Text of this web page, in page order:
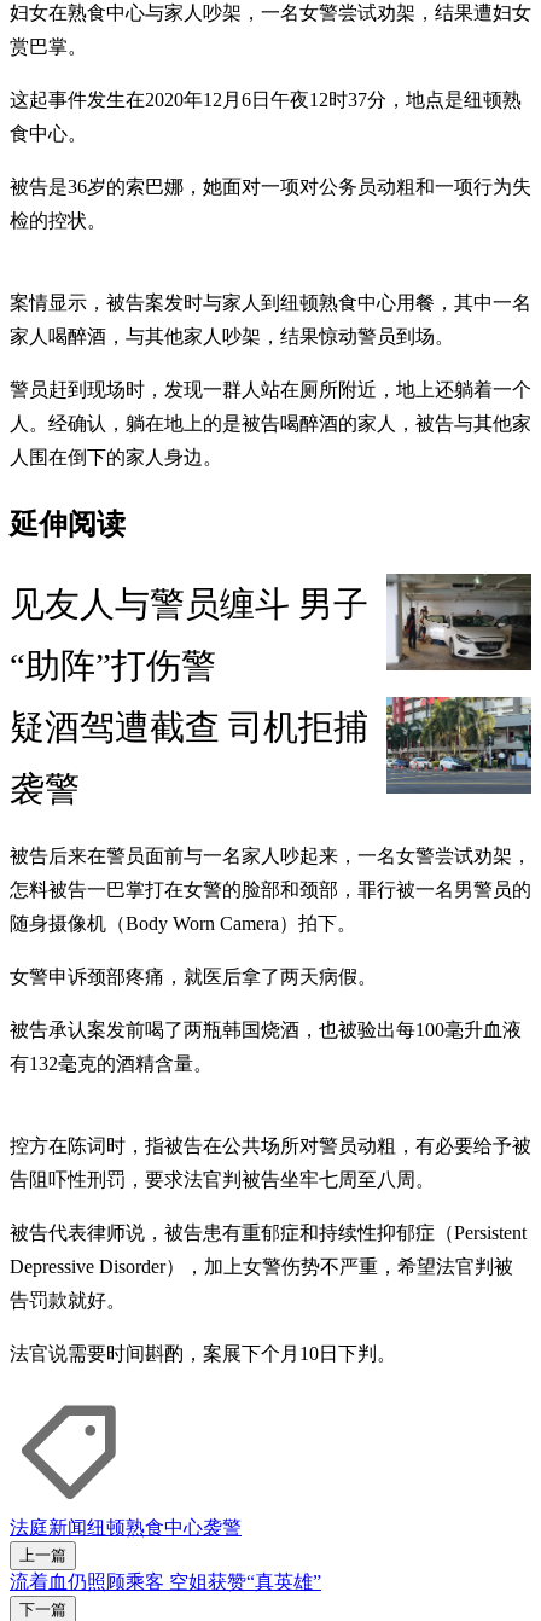
妇女在熟食中心与家人吵架，一名女警尝试劝架，结果遭妇女
赏巴掌。
这起事件发生在2020年12月6日午夜12时37分，地点是纽顿熟
食中心。
被告是36岁的索巴娜，她面对一项对公务员动粗和一项行为失
检的控状。
案情显示，被告案发时与家人到纽顿熟食中心用餐，其中一名
家人喝醉酒，与其他家人吵架，结果惊动警员到场。
警员赶到现场时，发现一群人站在厕所附近，地上还躺着一个
人。经确认，躺在地上的是被告喝醉酒的家人，被告与其他家
人围在倒下的家人身边。
延伸阅读
见友人与警员缠斗 男子
“助阵”打伤警
疑酒驾遭截查 司机拒捕
袭警
被告后来在警员面前与一名家人吵起来，一名女警尝试劝架，
怎料被告一巴掌打在女警的脸部和颈部，罪行被一名男警员的
随身摄像机（Body Worn Camera）拍下。
女警申诉颈部疼痛，就医后拿了两天病假。
被告承认案发前喝了两瓶韩国烧酒，也被验出每100毫升血液
有132毫克的酒精含量。
控方在陈词时，指被告在公共场所对警员动粗，有必要给予被
告阻吓性刑罚，要求法官判被告坐牢七周至八周。
被告代表律师说，被告患有重郁症和持续性抑郁症（Persistent
Depressive Disorder），加上女警伤势不严重，希望法官判被
告罚款就好。
法官说需要时间斟酌，案展下个月10日下判。
法庭新闻纽顿熟食中心袭警
上一篇
流着血仍照顾乘客 空姐获赞“真英雄”
下一篇